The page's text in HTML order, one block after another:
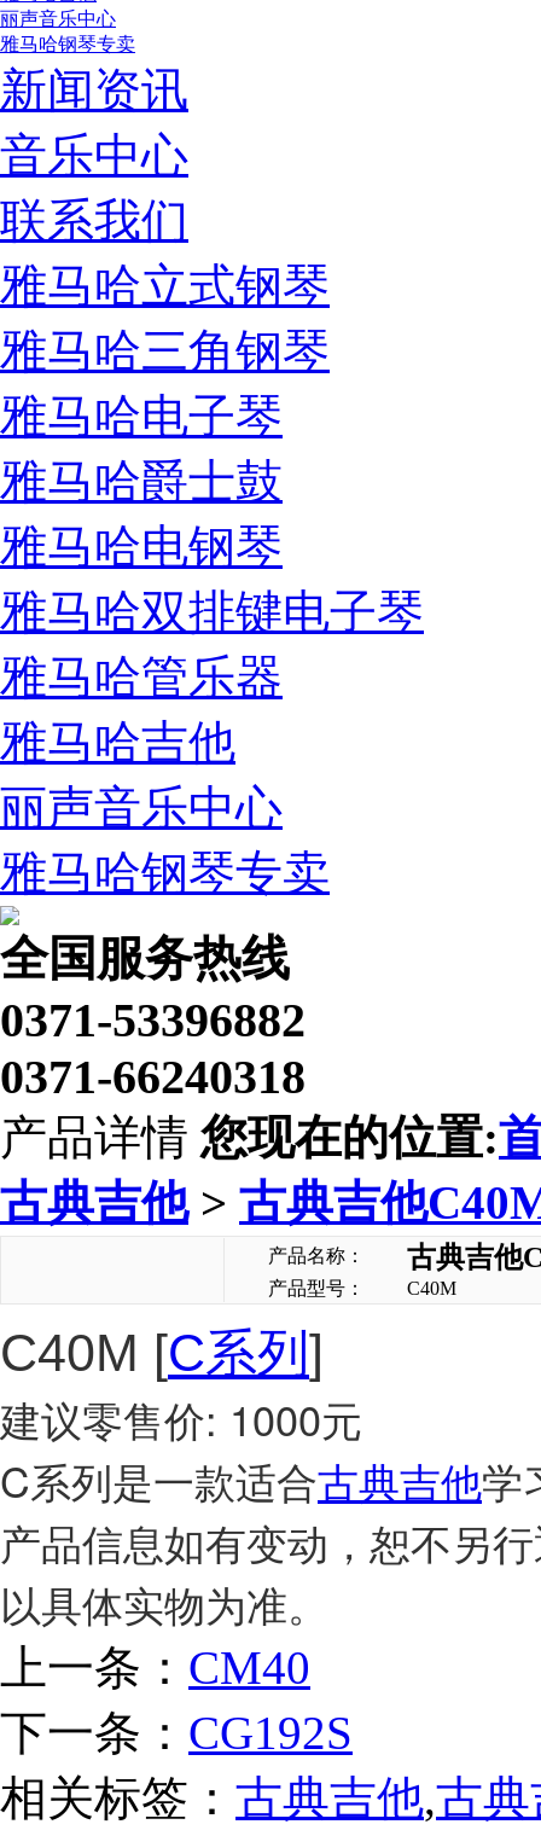
丽声音乐中心
雅马哈钢琴专卖
新闻资讯
音乐中心
联系我们
雅马哈立式钢琴
雅马哈三角钢琴
雅马哈电子琴
雅马哈爵士鼓
雅马哈电钢琴
雅马哈双排键电子琴
雅马哈管乐器
雅马哈吉他
丽声音乐中心
雅马哈钢琴专卖
全国服务热线
0371-53396882
0371-66240318
产品详情 您现在的位置:
古典吉他> 古典吉他
产品名称： 古典吉他
产品型号： C40M
C40M [C系列]
建议零售价: 1000元
C系列是一款适合古典吉他学
产品信息如有变动，恕不另
以具体实物为准。
上一条： CM40
下一条： CG192S
相关标签： 古典吉他,古典